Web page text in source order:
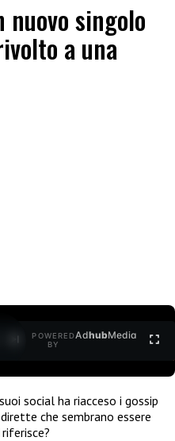
nuovo singolo
a una
POWERED
BY
AdhubMedia
social ha riacceso i gossip
che sembrano essere